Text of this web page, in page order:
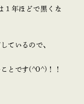
１年ほどで黒くな
ているので、
とです(^O^)！！